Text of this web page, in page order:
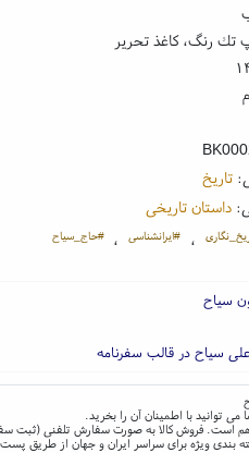
تك رنگ، کاغذ تحریر
تاریخ
داستان تاریخی
، #ایرانشناسی ، #حاج_سیاح
سیاح
سیاح در قالب سفرنامه
توانید با اطمینان آن را بخرید.
است. فروش کالا به صورت سفارش تلفنی
بندی ویژه برای سراسر ایران و جهان از طریق